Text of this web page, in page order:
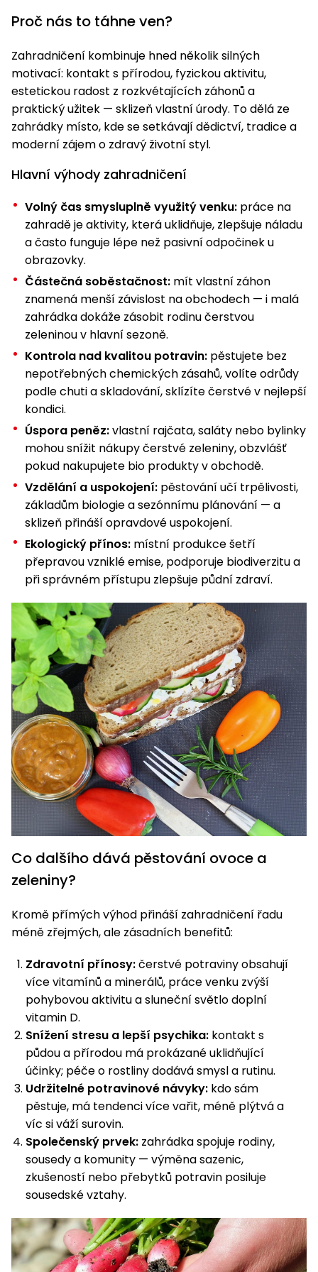
Příslušenství
Náhradní
nože
Zahradní
válce
Špalíkovače
Fukary,
vysavače
Vozíky
a
a
vodárny
Postřikovače
a rosiče
Vysokotlaké
čističe
Ruční
nářadí
Rozmetadla
a posypové
vozíky
Zametací
stroje
Sněhové
frézy
Sněhová
hrabla,
škrabky
na led
Příslušenství
Písek
filtrace
Pytle,
obrubníky
textilie
Příslušenství
Soustruhy
desky a
pěchy
Transportéry,
stavební
stroje
Řezačky
betonu
asfaltu
Měřící
přístroje
Ventilátory,
klimatizace
Nabíječky
Příslušenství
Navijáky
a kladky
Doplňky
Akumulátory
do
filtrace
Proč nás to táhne ven?
Zahradničení kombinuje hned několik silných
motivací: kontakt s přírodou, fyzickou aktivitu,
estetickou radost z rozkvétajících záhonů a
praktický užitek — sklizeň vlastní úrody. To dělá ze
zahrádky místo, kde se setkávají dědictví, tradice a
moderní zájem o zdravý životní styl.
Hlavní výhody zahradničení
Volný čas smysluplně využitý venku: práce na
zahradě je aktivity, která uklidňuje, zlepšuje náladu
a často funguje lépe než pasivní odpočinek u
obrazovky.
Částečná soběstačnost: mít vlastní záhon
znamená menší závislost na obchodech — i malá
zahrádka dokáže zásobit rodinu čerstvou
zeleninou v hlavní sezoně.
Kontrola nad kvalitou potravin: pěstujete bez
nepotřebných chemických zásahů, volíte odrůdy
podle chuti a skladování, sklízíte čerstvé v nejlepší
kondici.
Úspora peněz:vlastní rajčata, saláty nebo bylinky
mohou snížit nákupy čerstvé zeleniny, obzvlášť
pokud nakupujete bio produkty v obchodě.
Vzdělání a uspokojení: pěstování učí trpělivosti,
základům biologie a sezónnímu plánování — a
sklizeň přináší opravdové uspokojení.
Ekologický přínos: místní produkce šetří
přepravou vzniklé emise, podporuje biodiverzitu a
při správném přístupu zlepšuje půdní zdraví.
Co dalšího dává pěstování ovoce a
zeleniny?
Kromě přímých výhod přináší zahradničení řadu
méně zřejmých, ale zásadních benefitů:
Zdravotní přínosy:čerstvé potraviny obsahují
více vitamínů a minerálů, práce venku zvýší
pohybovou aktivitu a sluneční světlo doplní
vitamin D.
Snížení stresu a lepší psychika: kontakt s
půdou a přírodou má prokázané uklidňující
účinky; péče o rostliny dodává smysl a rutinu.
Udržitelné potravinové návyky: kdo sám
pěstuje, má tendenci více vařit, méně plýtvá a
víc si váží surovin.
Společenský prvek: zahrádka spojuje rodiny,
sousedy a komunity — výměna sazenic,
zkušeností nebo přebytků potravin posiluje
sousedské vztahy.